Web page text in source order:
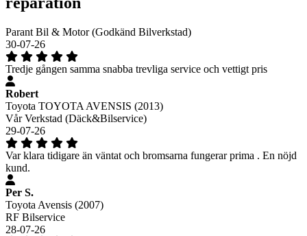
Parant Bil & Motor (Godkänd Bilverkstad)
30-07-26
Tredje gången samma snabba trevliga service och vettigt pris
Robert
Toyota TOYOTA AVENSIS (2013)
Vår Verkstad (Däck&Bilservice)
29-07-26
Var klara tidigare än väntat och bromsarna fungerar prima . En nöjd
kund.
Per S.
Toyota Avensis (2007)
RF Bilservice
28-07-26